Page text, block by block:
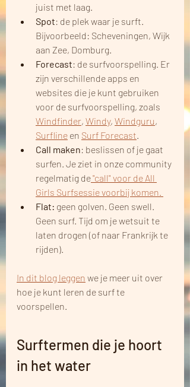
juist met laag.
Spot: de plek waar je surft.
Bijvoorbeeld: Scheveningen, Wijk
aan Zee, Domburg.
Forecast: de surfvoorspelling. Er
zijn verschillende apps en
websites die je kunt gebruiken
voor de surfvoorspelling, zoals
Windfinder, Windy, Windguru ,
Surfline en Surf Forecast
Call maken: beslissen of je gaat
surfen. Je ziet in onze community
regelmatig de "call" voor de All
Girls Surfsessie voorbij komen.
Flat: geen golven. Geen swell.
Geen surf. Tijd om je wetsuit te
laten drogen (of naar Frankrijk te
rijden).
In dit blog leggen we je meer uit over
hoe je kunt leren de surf te
voorspellen.
Surftermen die je hoort
in het water